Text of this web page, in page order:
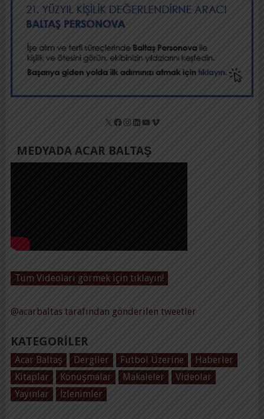
X Facebook
Instagram
LinkedIn
YouTube
Vimeo
MEDYADA ACAR BALTAŞ
Tüm Videoları görmek için tıklayın!
@acarbaltas tarafından gönderilen tweetler
KATEGORILER
Acar Baltaş Dergiler Futbol Üzerine
Haberler
Kitaplar
Konuşmalar Makaleler
Videolar
Yayınlar
İzlenimler